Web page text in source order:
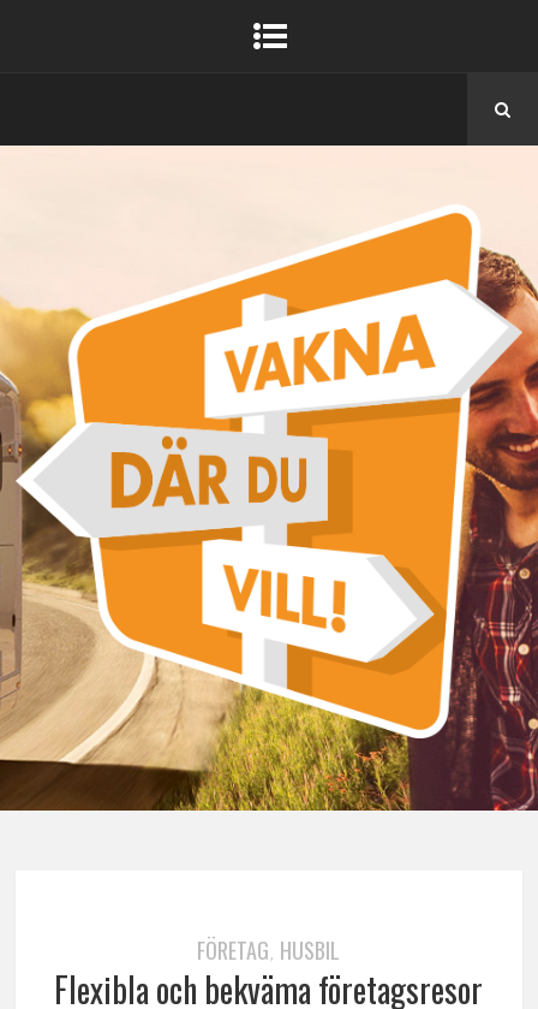
FÖRETAG, HUSBIL
Flexibla och bekväma företagsresor